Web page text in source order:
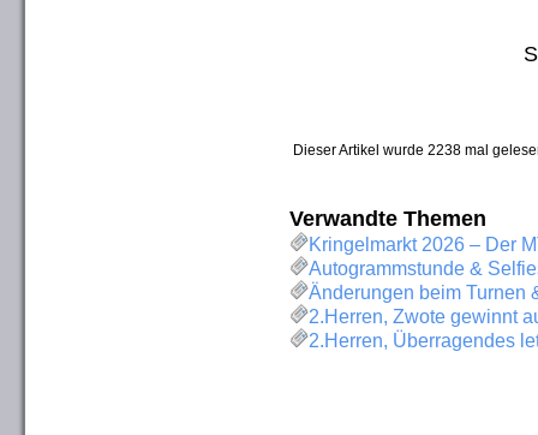
Dieser Artikel wurde 2238 mal
Verwandte Themen
Kringelmarkt 2026 – Der
Autogrammstunde &
Änderungen beim Turnen
2.Herren, Zwote gewinnt
2.Herren, Überragendes